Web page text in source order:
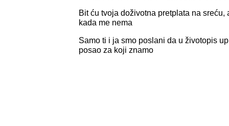
Bit ću tvoja doživotna pretplata na sreću,
kada me nema
Samo ti i ja smo poslani da u životopis
posao za koji znamo